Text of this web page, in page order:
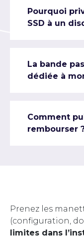
Pourquoi
SSD à un
La bande
dédiée à
Comment
rembourser
Prenez les
(configuration,
limites dans